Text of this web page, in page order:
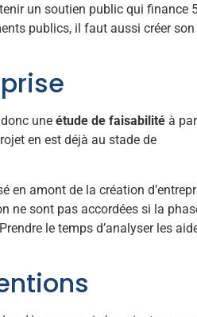
un soutien public qui finance
publics, il faut aussi créer son
une étude de faisabilité à
en est déjà au stade de
en amont de la création
ne sont pas accordées si la
le temps d’analyser les